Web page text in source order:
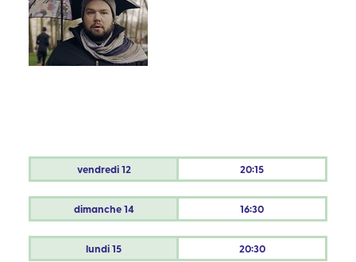
vendredi12 20:15
dimanche14 16:30
lundi15 20:30